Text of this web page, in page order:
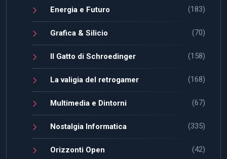
Energia e Futuro (183)
Grafica & Silicio (70)
Il Gatto di Schroedinger (158)
La valigia del retrogamer (168)
Multimedia e Dintorni (67)
Nostalgia Informatica (335)
Orizzonti Open (42)